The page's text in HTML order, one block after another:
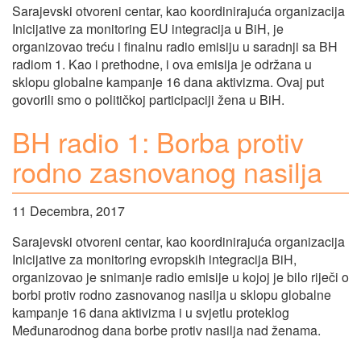
Sarajevski otvoreni centar, kao koordinirajuća organizacija
Inicijative za monitoring EU integracija u BiH, je
organizovao treću i finalnu radio emisiju u saradnji sa BH
radiom 1. Kao i prethodne, i ova emisija je održana u
sklopu globalne kampanje 16 dana aktivizma. Ovaj put
govorili smo o političkoj participaciji žena u BiH.
BH radio 1: Borba protiv
rodno zasnovanog nasilja
11 Decembra, 2017
Sarajevski otvoreni centar, kao koordinirajuća organizacija
Inicijative za monitoring evropskih integracija BiH,
organizovao je snimanje radio emisije u kojoj je bilo riječi o
borbi protiv rodno zasnovanog nasilja u sklopu globalne
kampanje 16 dana aktivizma i u svjetlu proteklog
Međunarodnog dana borbe protiv nasilja nad ženama.